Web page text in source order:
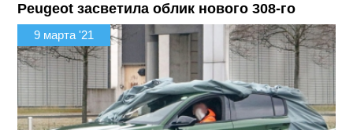
Peugeot засветила облик нового 308-го
9 марта '21